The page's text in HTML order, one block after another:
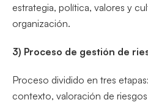
estrategia, política, valores y
organización.
3) Proceso de gestión de
Proceso dividido en tres
contexto, valoración de